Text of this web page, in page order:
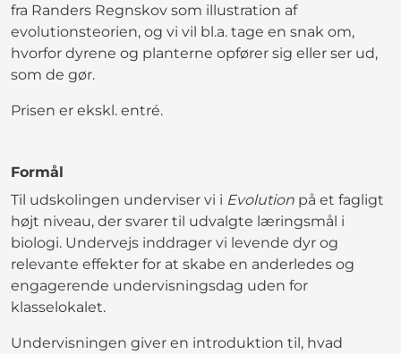
fra Randers Regnskov som illustration af
evolutionsteorien, og vi vil bl.a. tage en snak om,
hvorfor dyrene og planterne opfører sig eller ser ud,
som de gør.
Prisen er ekskl. entré.
Formål
Til udskolingen underviser vi i Evolution på et fagligt
højt niveau, der svarer til udvalgte læringsmål i
biologi. Undervejs inddrager vi levende dyr og
relevante effekter for at skabe en anderledes og
engagerende undervisningsdag uden for
klasselokalet.
Undervisningen giver en introduktion til, hvad